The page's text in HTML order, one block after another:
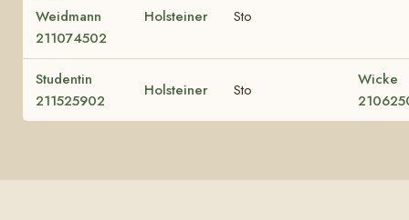
Weidmann
211074502
Holsteiner Sto
Studentin
211525902
Holsteiner Sto
Wicke